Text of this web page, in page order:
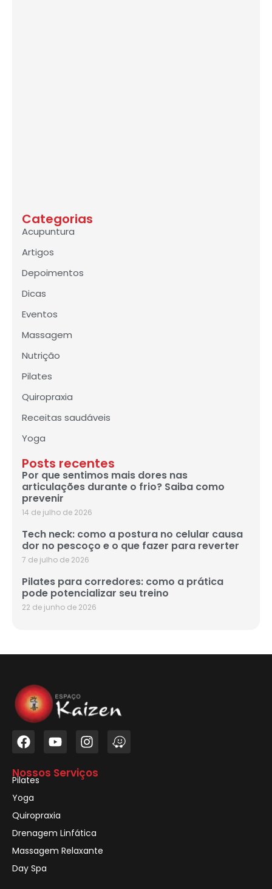
Categorias
Acupuntura
Artigos
Depoimentos
Dicas
Eventos
Massagem
Nutrição
Pilates
Quiropraxia
Receitas saudáveis
Yoga
Posts recentes
Por que sentimos mais dores nas
articulações durante o frio? Saiba como
prevenir
14 de julho de 2026
Tech neck: como a postura no celular causa
dor no pescoço e o que fazer para reverter
7 de julho de 2026
Pilates para corredores: como a prática
pode potencializar seu treino
22 de junho de 2026
Nossos Serviços
Pilates
Yoga
Quiropraxia
Drenagem Linfática
Massagem Relaxante
Day Spa